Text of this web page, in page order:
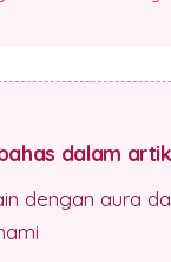
dalam
dengan aura